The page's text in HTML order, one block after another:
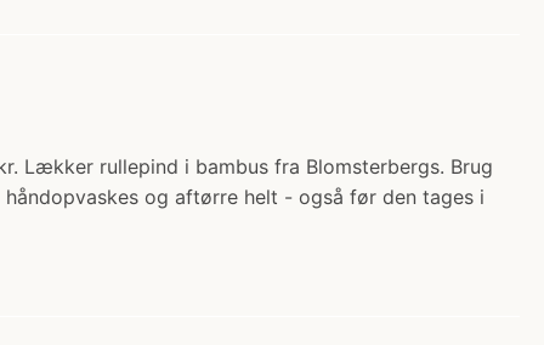
Lækker rullepind i bambus fra Blomsterbergs. Brug
og aftørre helt - også før den tages i